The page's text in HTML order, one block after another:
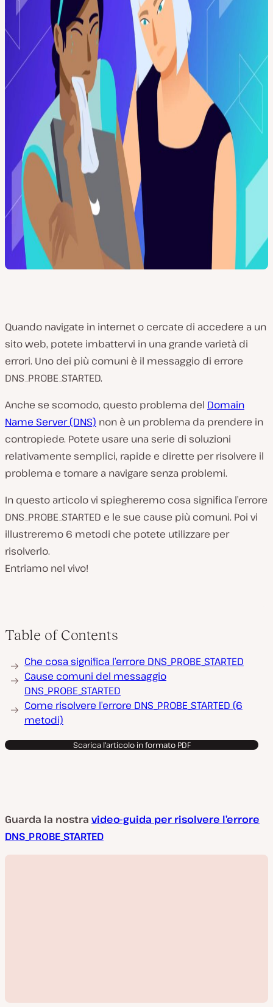
Quando navigate in internet o cercate di accedere a un
sito web, potete imbattervi in una grande varietà di
errori. Uno dei più comuni è il messaggio di errore
DNS_PROBE_STARTED.
Anche se scomodo, questo problema del Domain
Name Server (DNS) non è un problema da prendere in
contropiede. Potete usare una serie di soluzioni
relativamente semplici, rapide e dirette per risolvere il
problema e tornare a navigare senza problemi.
In questo articolo vi spiegheremo cosa significa l’errore
DNS_PROBE_STARTED e le sue cause più comuni. Poi vi
illustreremo 6 metodi che potete utilizzare per
risolverlo.
Entriamo nel vivo!
Table of Contents
Che cosa significa l’errore DNS_PROBE_STARTED
Cause comuni del messaggio
DNS_PROBE_STARTED
Come risolvere l’errore DNS_PROBE_STARTED (6
metodi)
Scarica l'articolo in formato PDF
Guarda la nostra video-guida per risolvere l’errore
DNS_PROBE_STARTED